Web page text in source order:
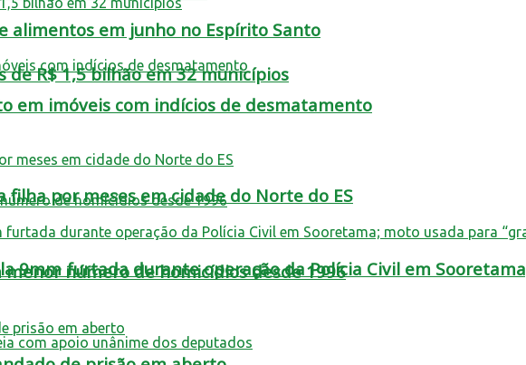
R$ 1,5 bilhão em 32 municípios
número de homicídios desde 1996
alimentos em junho no Espírito Santo
em imóveis com indícios de desmatamento
por meses em cidade do Norte do ES
9mm furtada durante operação da Polícia Civil em